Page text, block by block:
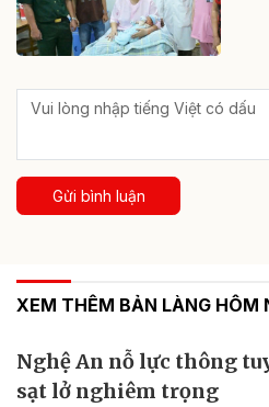
Gửi bình luận
XEM THÊM BẢN LÀNG HÔM
Nghệ An nỗ lực thông
sạt lở nghiêm trọng